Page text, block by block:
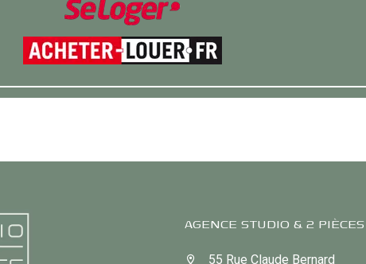
AGENCE STUDIO & 2 PIÈCES
55 Rue Claude Bernard